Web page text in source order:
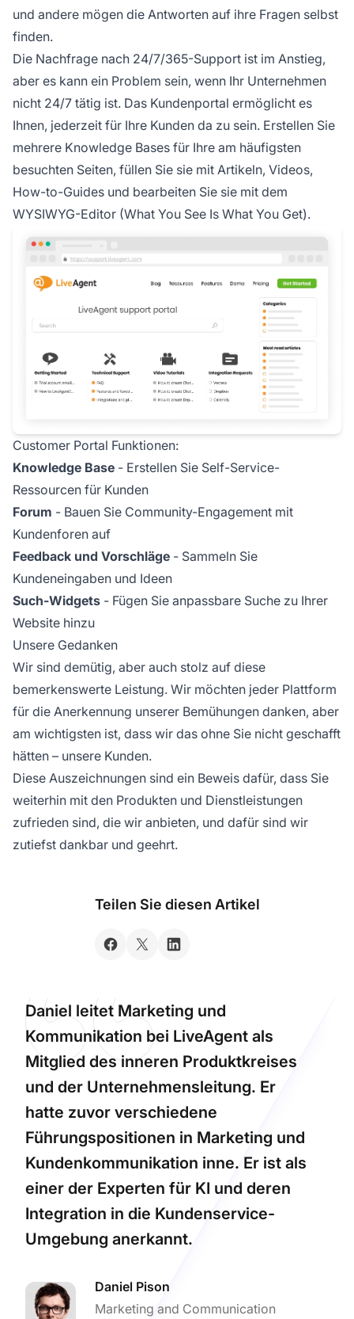
und andere mögen die Antworten auf ihre Fragen selbst
finden.
Die Nachfrage nach 24/7/365-Support ist im Anstieg,
aber es kann ein Problem sein, wenn Ihr Unternehmen
nicht 24/7 tätig ist. Das Kundenportal ermöglicht es
Ihnen, jederzeit für Ihre Kunden da zu sein. Erstellen Sie
mehrere Knowledge Bases für Ihre am häufigsten
besuchten Seiten, füllen Sie sie mit Artikeln, Videos,
How-to-Guides und bearbeiten Sie sie mit dem
WYSIWYG-Editor (What You See Is What You Get).
Customer Portal Funktionen:
Knowledge Base - Erstellen Sie Self-Service-
Ressourcen für Kunden
Forum - Bauen Sie Community-Engagement mit
Kundenforen auf
Feedback und Vorschläge - Sammeln Sie
Kundeneingaben und Ideen
Such-Widgets - Fügen Sie anpassbare Suche zu Ihrer
Website hinzu
Unsere Gedanken
Wir sind demütig, aber auch stolz auf diese
bemerkenswerte Leistung. Wir möchten jeder Plattform
für die Anerkennung unserer Bemühungen danken, aber
am wichtigsten ist, dass wir das ohne Sie nicht geschafft
hätten – unsere Kunden.
Diese Auszeichnungen sind ein Beweis dafür, dass Sie
weiterhin mit den Produkten und Dienstleistungen
zufrieden sind, die wir anbieten, und dafür sind wir
zutiefst dankbar und geehrt.
Teilen Sie diesen Artikel
Daniel leitet Marketing und
Kommunikation bei LiveAgent als
Mitglied des inneren Produktkreises
und der Unternehmensleitung. Er
hatte zuvor verschiedene
Führungspositionen in Marketing und
Kundenkommunikation inne. Er ist als
einer der Experten für KI und deren
Integration in die Kundenservice-
Umgebung anerkannt.
Daniel Pison
Marketing and Communication